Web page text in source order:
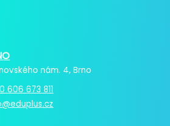
nám. 4, Brno
606 673 811